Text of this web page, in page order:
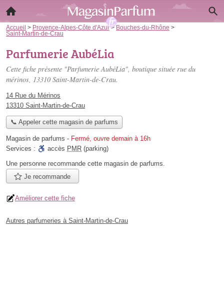
Accueil > Provence-Alpes-Côte d'Azur>Bouches-du-Rhône >
Saint-Martin-de-Crau
Parfumerie AubéLia
Cette fiche présente "Parfumerie AubéLia", boutique située rue du
mérinos, 13310 Saint-Martin-de-Crau.
14 Rue du Mérinos
13310 Saint-Martin-de-Crau
📞 Appeler cette magasin de parfums
Magasin de parfums - Fermé, ouvre demain à 16h
Services :
accès PMR (parking)
Une personne recommande cette magasin de parfums.
Je recommande
Améliorer cette fiche
Autres parfumeries à Saint-Martin-de-Crau